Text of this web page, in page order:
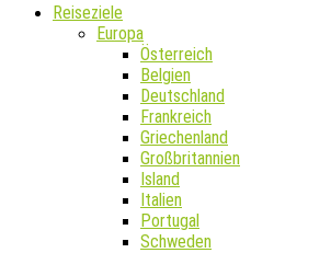
Reiseziele
Europa
Österreich
Belgien
Deutschland
Frankreich
Griechenland
Großbritannien
Island
Italien
Portugal
Schweden